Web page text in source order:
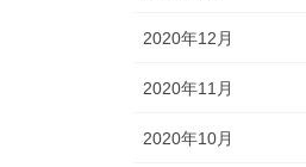
2020年12月
2020年11月
2020年10月